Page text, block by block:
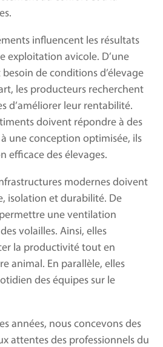
influencent les résultats
exploitation avicole. D’une
de conditions d’élevage
les producteurs recherchent
d’améliorer leur rentabilité.
doivent répondre à des
une conception optimisée, ils
efficace des élevages.
modernes doivent
isolation et durabilité. De
une ventilation
volailles. Ainsi, elles
la productivité tout en
animal. En parallèle, elles
des équipes sur le
années, nous concevons des
attentes des professionnels du